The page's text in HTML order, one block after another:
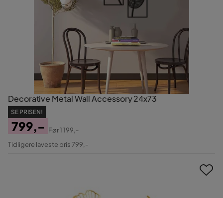
Decorative Metal Wall Accessory 24x73
SE PRISEN!
Pris
799,-
Original
Før1 199,-
Tidligere laveste pris 799,-